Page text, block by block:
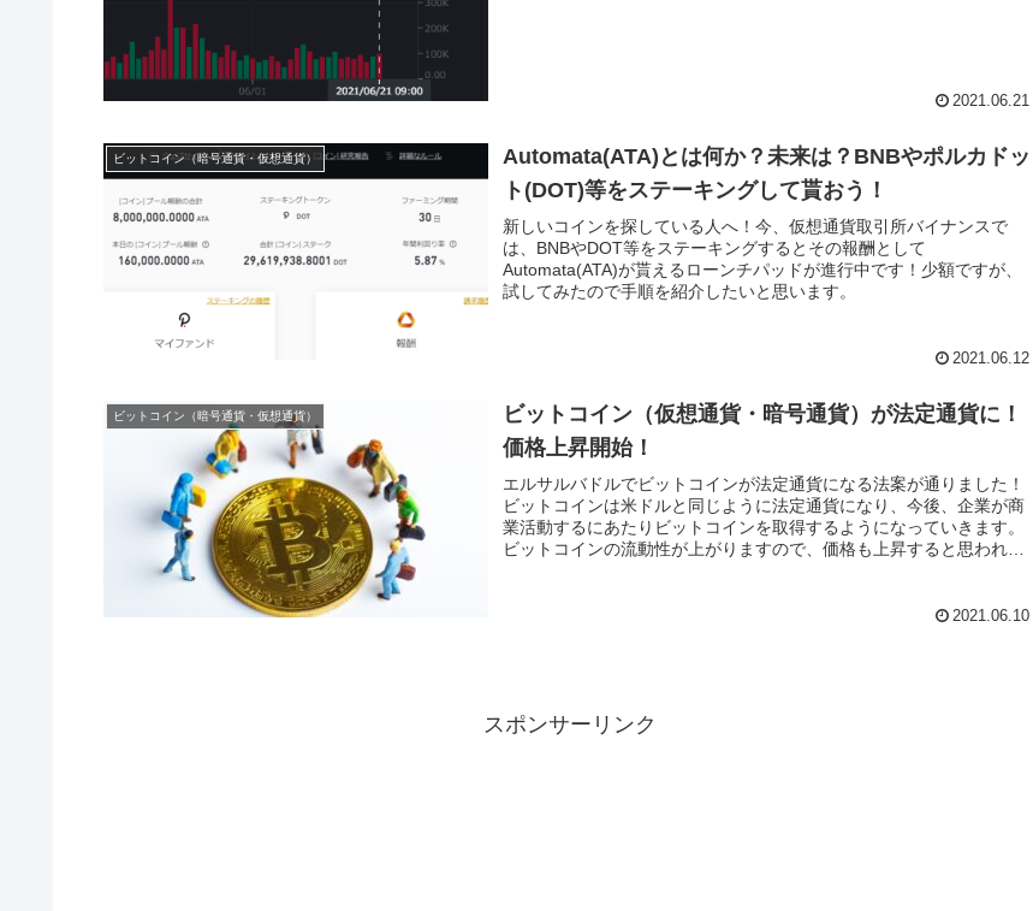
2021.06.21
ビットコイン（暗号通貨・仮想通貨）
Automata(ATA)とは何か？未来は？BNBやポルカドッ
ト(DOT)等をステーキングして貰おう！
新しいコインを探している人へ！今、仮想通貨取引所バイナンスで
は、BNBやDOT等をステーキングするとその報酬として
Automata(ATA)が貰えるローンチパッドが進行中です！少額ですが、
試してみたので手順を紹介したいと思います。
2021.06.12
ビットコイン（暗号通貨・仮想通貨）
ビットコイン（仮想通貨・暗号通貨）が法定通貨に！
価格上昇開始！
エルサルバドルでビットコインが法定通貨になる法案が通りました！
ビットコインは米ドルと同じように法定通貨になり、今後、企業が商
業活動するにあたりビットコインを取得するようになっていきます。
ビットコインの流動性が上がりますので、価格も上昇すると思われま
2021.06.10
スポンサーリンク